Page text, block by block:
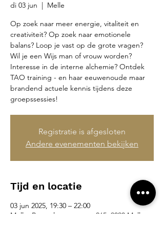
di 03 jun
  |
Melle
Op zoek naar meer energie, vitaliteit en
creativiteit? Op zoek naar emotionele
balans? Loop je vast op de grote vragen?
Wil je een Wijs man of vrouw worden?
Interesse in de interne alchemie? Ontdek
TAO training - en haar eeuwenoude maar
brandend actuele kennis tijdens deze
groepssessies!
Registratie is afgesloten
Andere evenementen bekijken
Tijd en locatie
03 jun 2025, 19:30 – 22:00
Melle, Brusselsesteenweg 265, 9090 Melle,